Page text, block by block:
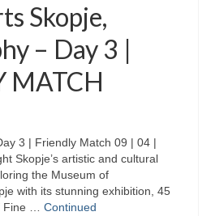
Skopje,
– Day 3 |
MATCH
3 | Friendly Match 09 | 04 |
Skopje’s artistic and cultural
the Museum of
with its stunning exhibition, 45
Fine … Continued